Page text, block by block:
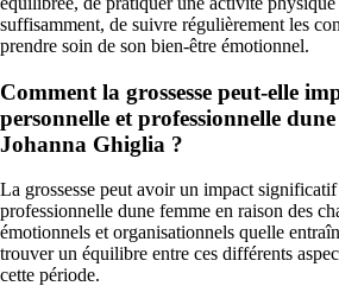
suffisamment, de suivre régulièrement les
prendre soin de son bien-être émotionnel.
Comment la grossesse peut-elle
personnelle et professionnelle
Johanna Ghiglia ?
La grossesse peut avoir un impact
professionnelle dune femme en raison des
émotionnels et organisationnels quelle
trouver un équilibre entre ces différents
cette période.